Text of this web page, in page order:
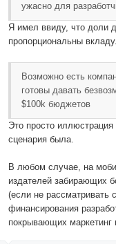
ужасно для
Я имел ввиду, что доли
пропорциональны
Возможно есть
готовы давать
$100k бюджетов
Это просто иллюстрация
сценария была.
В любом случае, на
издателей забирающих
(если не рассматривать
финансирования
покрывающих